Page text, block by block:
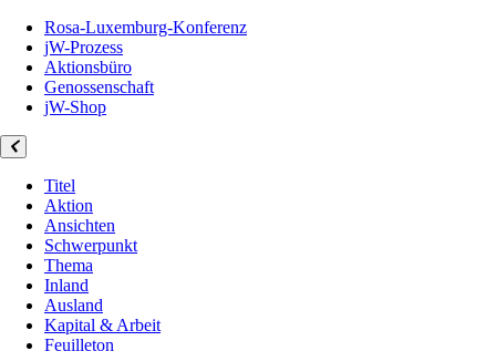
Rosa-Luxemburg-Konferenz
jW-Prozess
Aktionsbüro
Genossenschaft
jW-Shop
Titel
Aktion
Ansichten
Schwerpunkt
Thema
Inland
Ausland
Kapital & Arbeit
Feuilleton